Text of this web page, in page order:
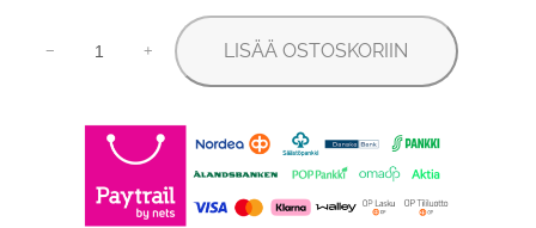
astiakaappi
− + LISÄÄ OSTOSKORIIN